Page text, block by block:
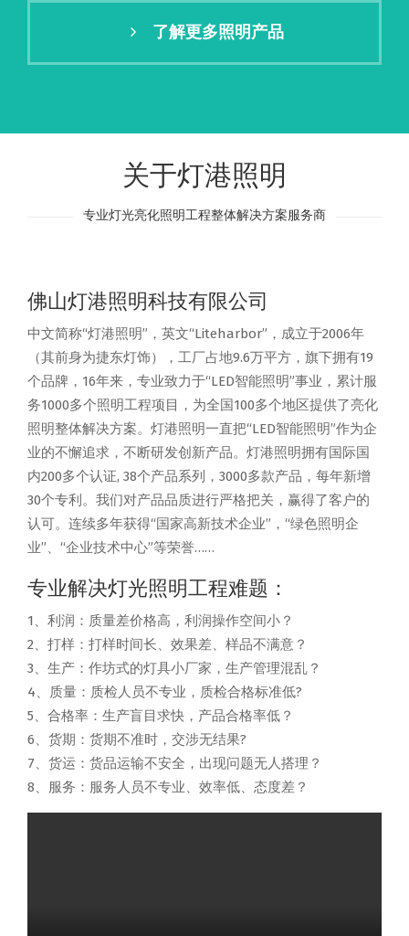
了解更多照明产品
关于灯港照明
专业灯光亮化照明工程整体解决方案服务商
佛山灯港照明科技有限公司
中文简称“灯港照明”，英文“Liteharbor”，成立于2006年
（其前身为捷东灯饰），工厂占地9.6万平方，旗下拥有19
个品牌，16年来，专业致力于“LED智能照明”事业，累计服
务1000多个照明工程项目，为全国100多个地区提供了亮化
照明整体解决方案。灯港照明一直把“LED智能照明”作为企
业的不懈追求，不断研发创新产品。灯港照明拥有国际国
内200多个认证, 38个产品系列，3000多款产品，每年新增
30个专利。我们对产品品质进行严格把关，赢得了客户的
认可。连续多年获得“国家高新技术企业”，“绿色照明企
业”、“企业技术中心”等荣誉……
专业解决灯光照明工程难题：
1、利润：质量差价格高，利润操作空间小？
2、打样：打样时间长、效果差、样品不满意？
3、生产：作坊式的灯具小厂家，生产管理混乱？
4、质量：质检人员不专业，质检合格标准低?
5、合格率：生产盲目求快，产品合格率低？
6、货期：货期不准时，交涉无结果?
7、货运：货品运输不安全，出现问题无人搭理？
8、服务：服务人员不专业、效率低、态度差？